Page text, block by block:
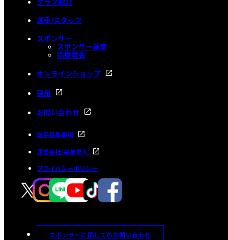
選手/スタッフ
スポンサー
スポンサー募集
応援募金
オンラインショップ
採用
お問い合わせ
選手募集要項
運営会社/募集求人
プライバシーポリシー
スポンサーに関してのお問い合わせ